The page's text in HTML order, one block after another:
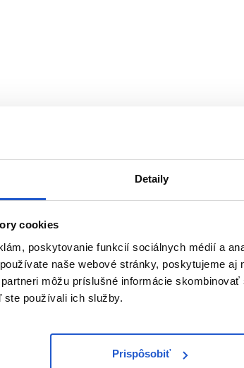
Detaily
cookies
poskytovanie funkcií sociálnych médií a
naše webové stránky, poskytujeme aj
môžu príslušné informácie
používali ich služby.
Prispôsobiť